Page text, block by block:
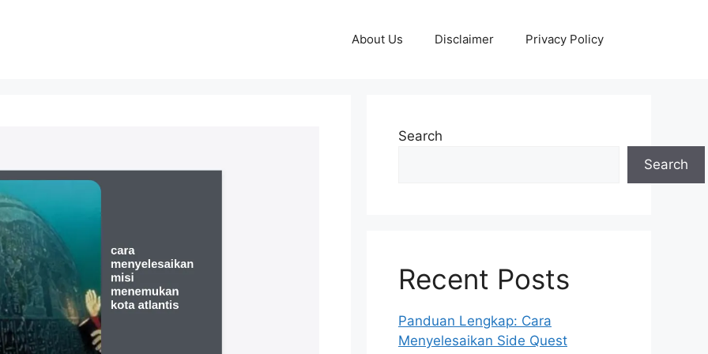
About Us Disclaimer Privacy Policy
Search
Search
Recent Posts
Panduan Lengkap: Cara
Menyelesaikan Side Quest